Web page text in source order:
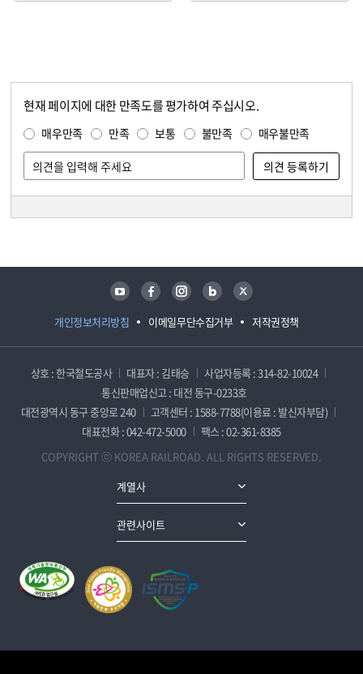
현재 페이지에 대한 만족도를 평가하여 주십시오.
매우만족 만족 보통 불만족 매우불만족
개인정보처리방침 이메일무단수집거부 저작권정책
유튜브 페이스북 인스타그램 블로그 트위터
상호 : 한국철도공사 대표자 : 김태승
사업자등록 : 314-82-10024
통신판매업신고 : 대전 동구-0233호
대전광역시 동구 중앙로 240
고객센터 : 1588-7788(이용료 : 발신자부담)
대표전화 : 042-472-5000
팩스 : 02-361-8385
COPYRIGHT ⓒ KOREA RAILROAD. ALL RIGHTS RESERVED.
계열사
관련사이트